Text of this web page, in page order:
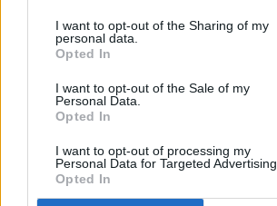
I want to opt-out of the Sharing of my
personal data.
Opted In
I want to opt-out of the Sale of my
Personal Data.
Opted In
I want to opt-out of processing my
Personal Data for Targeted Advertising.
Opted In